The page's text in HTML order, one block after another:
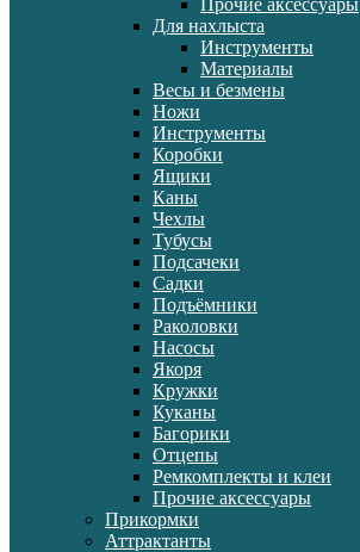
Прочие аксессуары
Для нахлыста
Инструменты
Материалы
Весы и безмены
Ножи
Инструменты
Коробки
Ящики
Каны
Чехлы
Тубусы
Подсачеки
Садки
Подъёмники
Раколовки
Насосы
Якоря
Кружки
Куканы
Багорики
Отцепы
Ремкомплекты и клеи
Прочие аксессуары
Прикормки
Аттрактанты